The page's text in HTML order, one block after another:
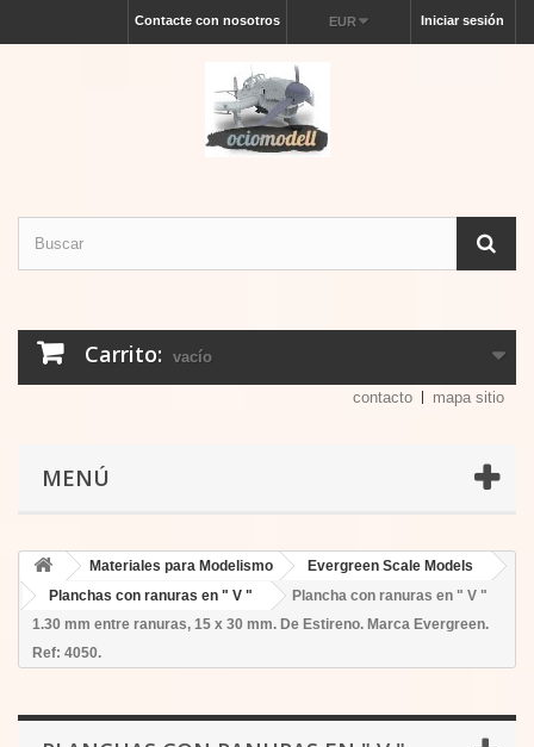
Iniciar sesión
EUR
Contacte con nosotros
Carrito: vacío
contacto mapa sitio
MENÚ
Materiales para Modelismo
Evergreen Scale Models
Planchas con ranuras en " V "
Plancha con ranuras en " V "
1.30 mm entre ranuras, 15 x 30 mm. De Estireno. Marca Evergreen.
Ref: 4050.